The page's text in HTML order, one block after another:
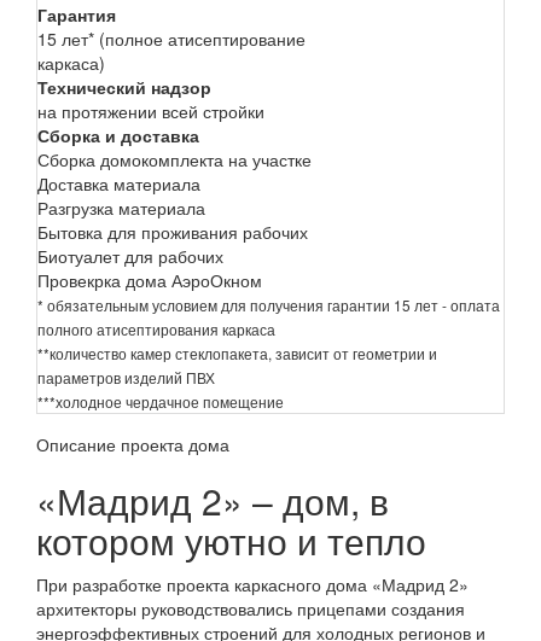
Гарантия
15 лет* (полное атисептирование
каркаса)
Технический надзор
на протяжении всей стройки
Сборка и доставка
Сборка домокомплекта на участке
Доставка материала
Разгрузка материала
Бытовка для проживания рабочих
Биотуалет для рабочих
Провекрка дома АэроОкном
* обязательным условием для получения гарантии 15 лет - оплата
полного атисептирования каркаса
**количество камер стеклопакета, зависит от геометрии и
параметров изделий ПВХ
***холодное чердачное помещение
Описание проекта дома
«Мадрид 2» – дом, в
котором уютно и тепло
При разработке проекта каркасного дома «Мадрид 2»
архитекторы руководствовались прицепами создания
энергоэффективных строений для холодных регионов и